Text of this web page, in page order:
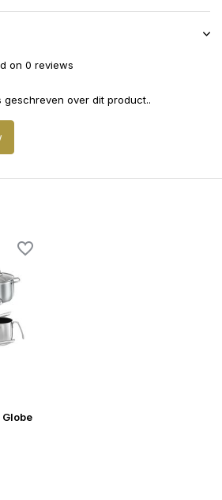
on 0 reviews
geschreven over dit product..
Globe